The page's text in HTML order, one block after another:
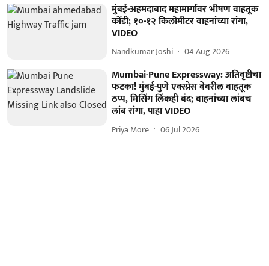
मुंबई-अहमदाबाद महामार्गावर भीषण वाहतूक
कोंडी; १०-१२ किलोमीटर वाहनांच्या रांगा,
VIDEO
Nandkumar Joshi 04 Aug 2026
Mumbai-Pune Expressway: अतिवृष्टीचा
फटका! मुंबई-पुणे एक्स्प्रेस वेवरील वाहतूक
ठप्प, मिसिंग लिंकही बंद; वाहनांच्या लांबच
लांब रांगा, पाहा VIDEO
Priya More 06 Jul 2026